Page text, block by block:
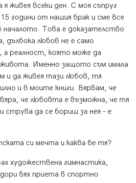
живея всеки ден. С моя съпруг
години от нашия брак и сме все
началото. Това е доказателство
дълбока любов не е само
реалност, която може да
живота. Именно защото съм имала
и да живея тази любов, тя
и в моите книги. Вярвам, че
че любовта е възможна, че тя
струва да се бориш за нея – е
си мечта и каква бе тя?
художествена гимнастика,
бях приета в спортно